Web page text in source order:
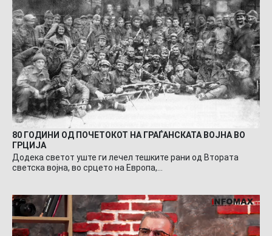
80 ГОДИНИ ОД ПОЧЕТОКОТ НА ГРАЃАНСКАТА ВОЈНА ВО
ГРЦИЈА
Додека светот уште ги лечел тешките рани од Втората
светска војна, во срцето на Европа,…